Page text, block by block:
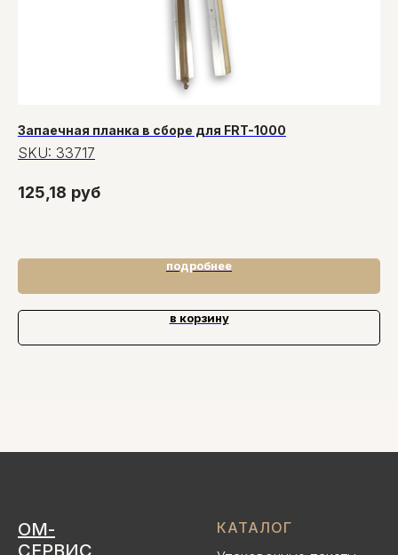
Запаечная планка в сборе для FRT-1000
SKU: 33717
125,18 руб
подробнее
в корзину
ОМ-
СЕРВИС
КАТАЛОГ